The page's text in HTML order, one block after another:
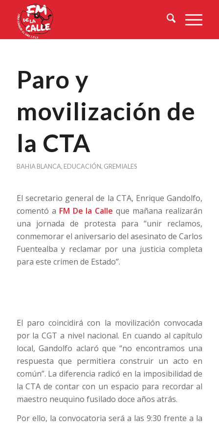
Paro y
movilización de
la CTA
BAHIA BLANCA, EDUCACIÓN, GREMIALES
El secretario general de la CTA, Enrique Gandolfo,
comentó a FM De la Calle que mañana realizarán
una jornada de protesta para “unir reclamos,
conmemorar el aniversario del asesinato de Carlos
Fuentealba y reclamar por una justicia completa
para este crimen de Estado”.
El paro coincidirá con la movilización convocada
por la CGT a nivel nacional. En cuando al capítulo
local, Gandolfo aclaró que “no encontramos una
respuesta que permitiera construir un acto en
común”. La diferencia radicó en la imposibilidad de
la CTA de contar con un espacio para recordar al
maestro neuquino fusilado doce años atrás.
Por ello, la convocatoria será a las 9:30 frente a la